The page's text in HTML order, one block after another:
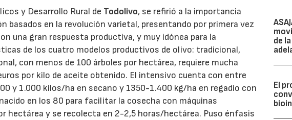
y Desarrollo Rural de Todolivo, se refirió a la importancia
basados en la revolución varietal, presentando por primera vez
una gran respuesta productiva, y muy idónea para la
de los cuatro modelos productivos de olivo: tradicional,
con menos de 100 árboles por hectárea, requiere mucha
por kilo de aceite obtenido. El intensivo cuenta con entre
y 1.000 kilos/ha en secano y 1350-1.400 kg/ha en regadío con
en los 80 para facilitar la cosecha con máquinas
hectárea y se recolecta en 2-2,5 horas/hectárea. Puso énfasis
de
El